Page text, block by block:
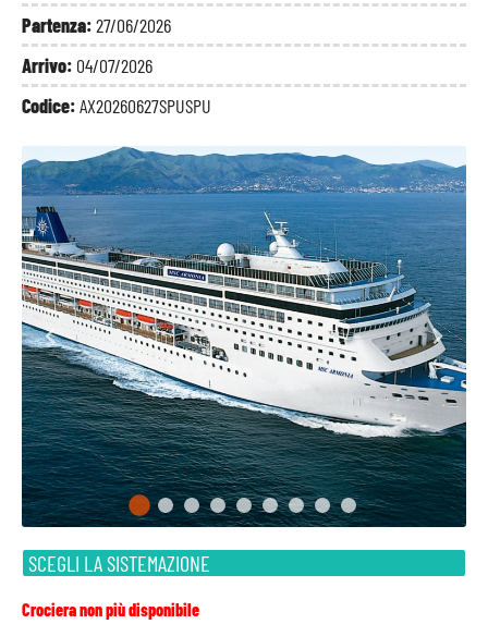
Partenza:27/06/2026
Arrivo: 04/07/2026
Codice:AX20260627SPUSPU
SCEGLI LA SISTEMAZIONE
Crociera non più disponibile